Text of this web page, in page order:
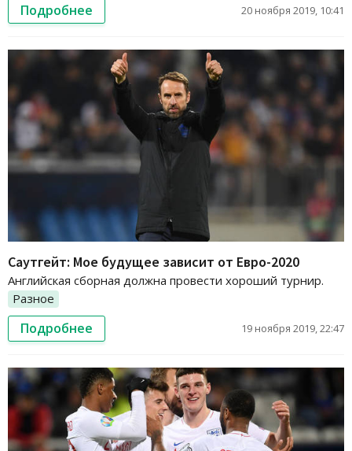
Подробнее 20 ноября 2019, 10:41
Саутгейт: Мое будущее зависит от Евро-2020
Английская сборная должна провести хороший турнир.
Разное
Подробнее 19 ноября 2019, 22:47